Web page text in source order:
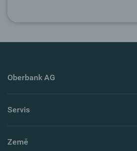
Oberbank AG
Servis
Země